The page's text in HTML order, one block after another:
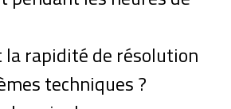
la rapidité de résolution
techniques ?